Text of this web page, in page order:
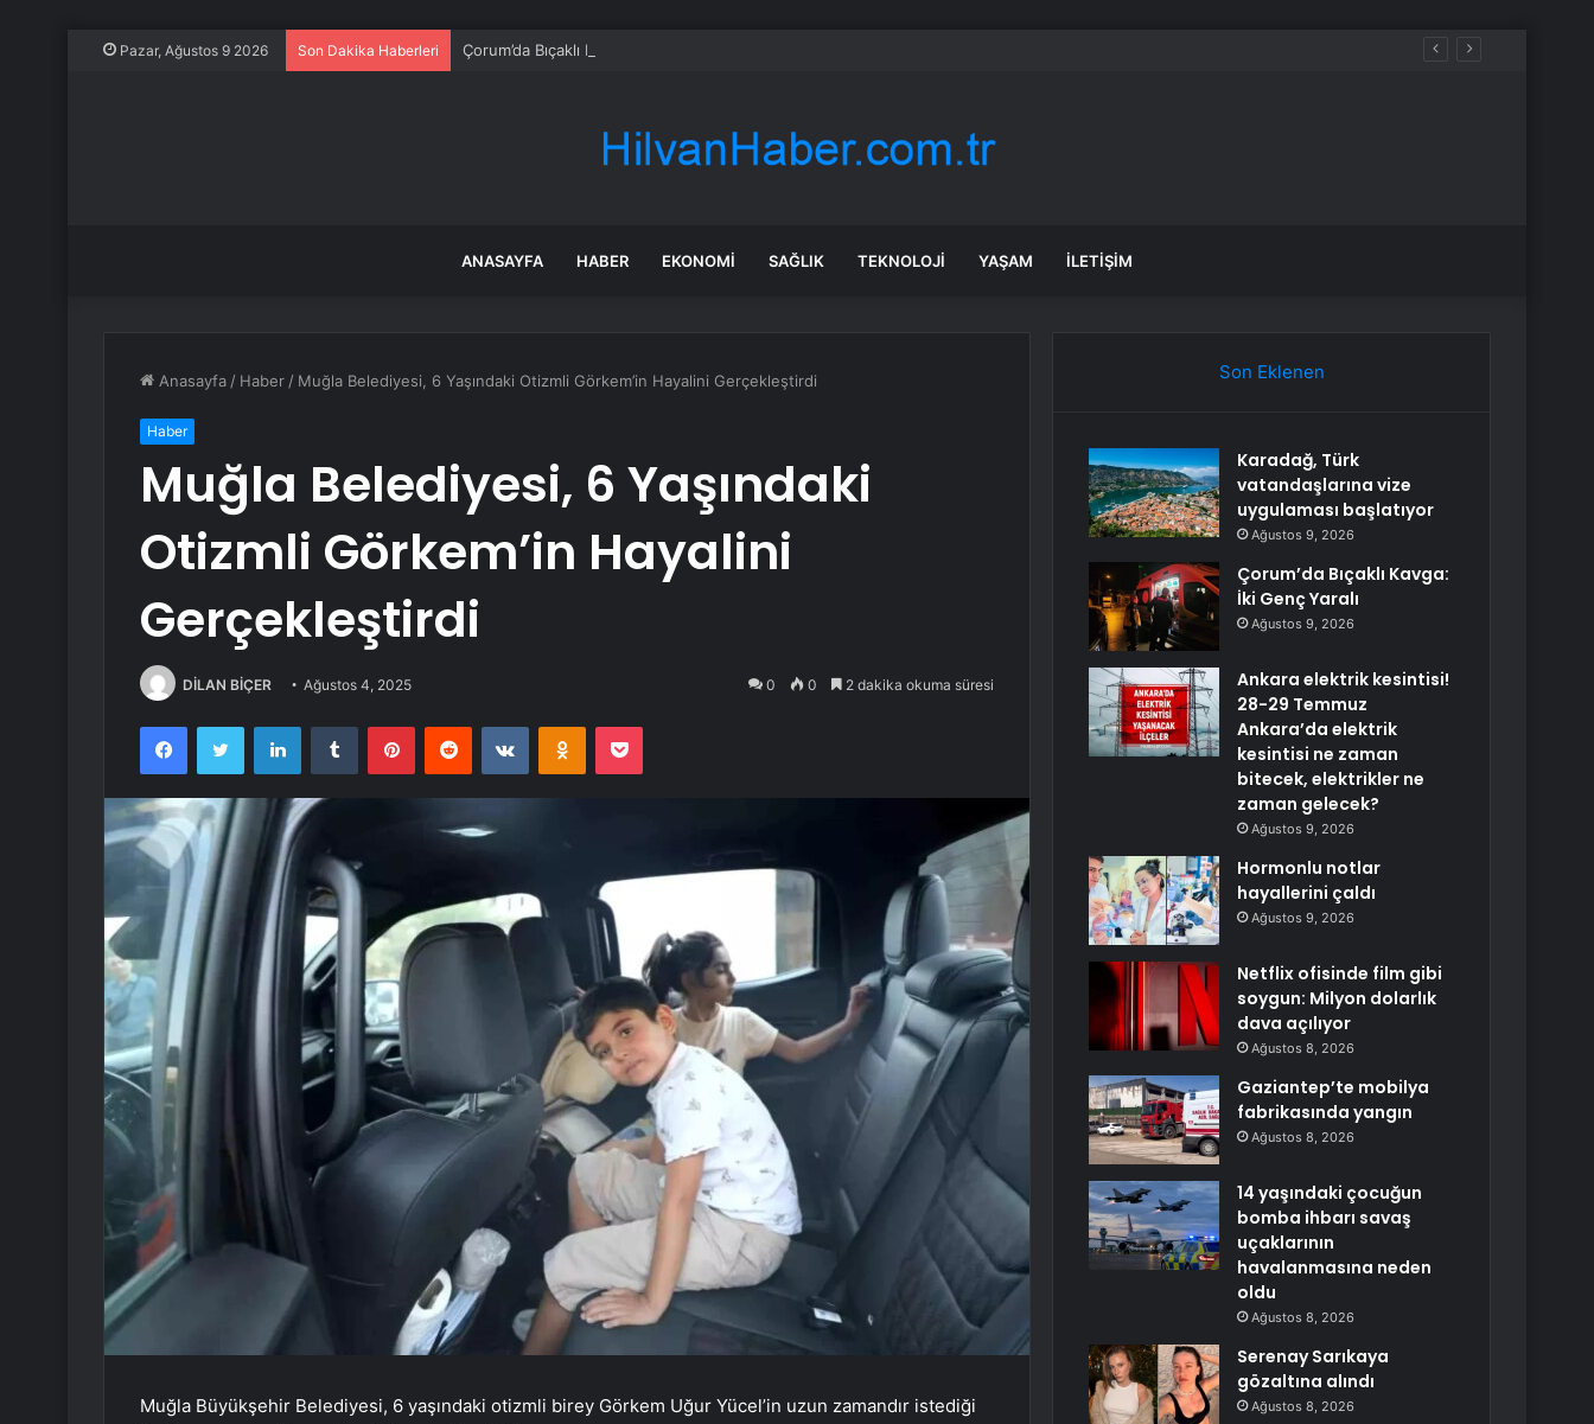
Pazar, Ağustos 9 2026 Son Dakika Haberleri Çorum’da Bıçaklı Kavga: İki Genç Yaralı
ANASAYFA HABER EKONOMI SAĞLIK TEKNOLOJI YAŞAM İLETIŞIM
Anasayfa / Haber / Muğla Belediyesi, 6 Yaşındaki Otizmli Görkem’in Hayalini Gerçekleştirdi
Haber
Muğla Belediyesi, 6 Yaşındaki
Otizmli Görkem’in Hayalini
Gerçekleştirdi
DİLAN BİÇER Ağustos 4, 2025 0 0 2 dakika okuma süresi
FacebookTwitter LinkedInTumblr PinterestReddit VKontakteOdnoklassniki
Pocket
Muğla Büyükşehir Belediyesi, 6 yaşındaki otizmli birey Görkem Uğur Yücel’in uzun zamandır istediği
Son Eklenen
Karadağ, Türk
vatandaşlarına vize
uygulaması başlatıyor
Ağustos 9, 2026
Çorum’da Bıçaklı Kavga:
İki Genç Yaralı
Ağustos 9, 2026
Ankara elektrik kesintisi!
28-29 Temmuz
Ankara’da elektrik
kesintisi ne zaman
bitecek, elektrikler ne
zaman gelecek?
Ağustos 9, 2026
Hormonlu notlar
hayallerini çaldı
Ağustos 9, 2026
Netflix ofisinde film gibi
soygun: Milyon dolarlık
dava açılıyor
Ağustos 8, 2026
Gaziantep’te mobilya
fabrikasında yangın
Ağustos 8, 2026
14 yaşındaki çocuğun
bomba ihbarı savaş
uçaklarının
havalanmasına neden
oldu
Ağustos 8, 2026
Serenay Sarıkaya
gözaltına alındı
Ağustos 8, 2026